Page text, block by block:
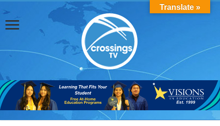
Translate »